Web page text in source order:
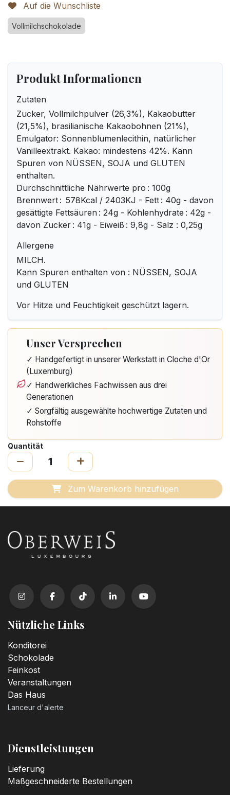
Auf die Wunschliste
Vollmilchschokolade
Produkt Informationen
Zutaten
Zucker, Vollmilchpulver (26,3%), Kakaobutter
(21,5%), brasilianische Kakaobohnen (21%),
Emulgator: Sonnenblumenlecithin, natürlicher
Vanilleextrakt. Kakao: mindestens 42%. Kann
Spuren von NÜSSEN, SOJA und GLUTEN
enthalten.
Durchschnittliche Nährwerte pro : 100g
Brennwert : 578Kcal / 2403KJ - Fett : 40g - davon
gesättigte Fettsäuren : 24g - Kohlenhydrate : 42g -
davon Zucker : 41g - Eiweiß : 9,8g - Salz : 0,25g
Allergene
MILCH.
Kann Spuren enthalten von : NÜSSEN, SOJA
und GLUTEN
Vor Hitze und Feuchtigkeit geschützt lagern.
Unser Versprechen
✓ Handgefertigt in unserer Werkstatt in Cloche d'Or
(Luxemburg)
✓ Handwerkliches Fachwissen aus drei
Generationen
✓ Sorgfältig ausgewählte hochwertige Zutaten und
Rohstoffe
Quantität
Zum Warenkorb hinzufügen
Nützliche Links
Konditorei
Schokolade
Feinkost
Veranstaltungen
Das Haus
Lanceur d'alerte
Dienstleistungen
Lieferung
Maßgeschneiderte Bestellungen